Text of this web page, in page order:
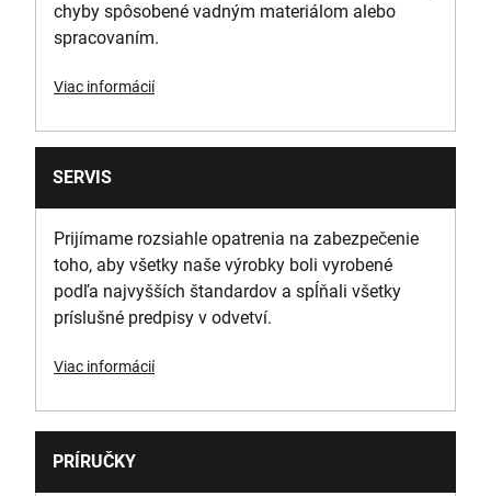
chyby spôsobené vadným materiálom alebo
spracovaním.
Viac informácií
SERVIS
Prijímame rozsiahle opatrenia na zabezpečenie
toho, aby všetky naše výrobky boli vyrobené
podľa najvyšších štandardov a spĺňali všetky
príslušné predpisy v odvetví.
Viac informácií
PRÍRUČKY